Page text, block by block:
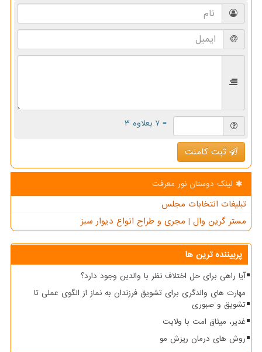
= ۷ بعلاوه ۳
ثبت کامنت
لینک دوستان نور معرفت
تبلیغات انتخابات مجلس
مستر گرین وال | مجری و طراح انواع دیوار سبز
پربیننده ترین ها
آیا راهی برای حل اختلاف نظر با والدین وجود دارد؟
مهارت های والدگری برای تشویق فرزندان به نماز از الگوی عملی تا
تشویق و صبوری
غدیر، میثاق امت با ولایت
روش های درمان ریزش مو